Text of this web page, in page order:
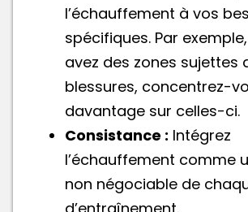
l’échauffement à vos
spécifiques. Par
avez des zones sujettes
blessures, concentrez-
davantage sur celles-ci.
Consistance : Intégrez
l’échauffement comme
non négociable de